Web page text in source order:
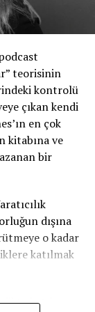
dahil
gerçek hale
podcast
ve iyi
video
yaklaşım
söylemek
teorisinin
kontrolü
çıkan kendi
en çok
kitabına ve
bir
dışına
o kadar
katılmak
katılmaya